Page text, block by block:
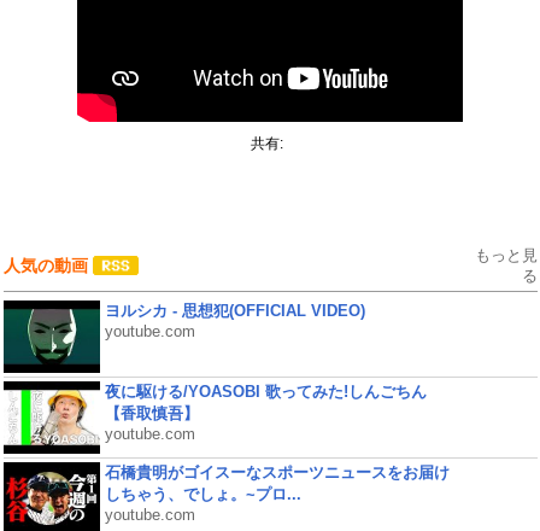
共有:
人気の動画
もっと見
る
ヨルシカ - 思想犯(OFFICIAL VIDEO)
youtube.com
夜に駆ける/YOASOBI 歌ってみた!しんごちん
【香取慎吾】
youtube.com
石橋貴明がゴイスーなスポーツニュースをお届け
しちゃう、でしょ。~プロ...
youtube.com